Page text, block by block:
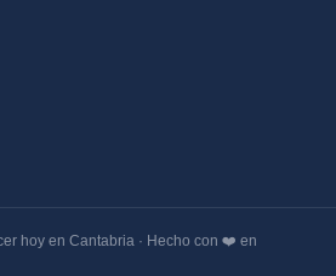
hoy en Cantabria · Hecho con ❤️ en